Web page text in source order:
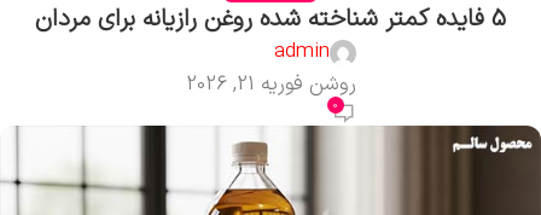
5 فایده کمتر شناخته شده روغن رازیانه برای مردان
admin
روشن فوریه 21, 2026
0